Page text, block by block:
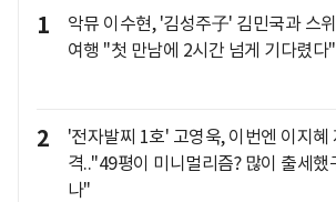
1
악뮤 이수현, '김성주子' 김민국과 스
여행 "첫 만남에 2시간 넘게 기다렸다"
2
'전자발찌 1호' 고영욱, 이번엔 이지혜
격.."49평이 미니멀리즘? 많이 출세했
나"